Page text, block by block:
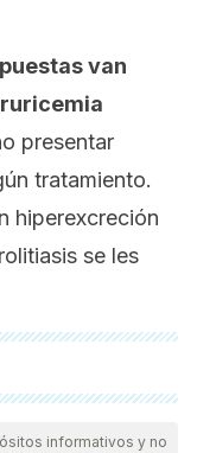
van
presentar
tratamiento.
hiperexcreción
se les
a profundidad por
confiabilidad,
informativos y no